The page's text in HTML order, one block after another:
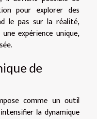
pour explorer des
le pas sur la réalité,
expérience unique,
de
comme un outil
la dynamique